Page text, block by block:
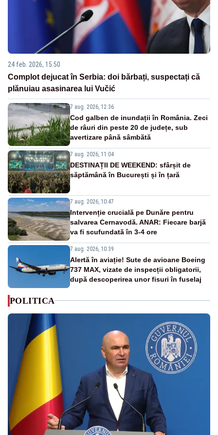
24 feb. 2026, 15:50
Complot dejucat în Serbia: doi bărbați, suspectați că
plănuiau asasinarea lui Vučić
7 aug. 2026, 12:36
Cod galben de inundații în România. Zeci
de râuri din peste 20 de județe, sub
avertizare până sâmbătă
7 aug. 2026, 11:04
DESTINAȚII DE WEEKEND: sfârșit de
săptămână în București și în țară
7 aug. 2026, 10:47
Intervenție crucială pe Dunăre pentru
salvarea Cernavodă. ANAR: Fiecare barjă
va fi scufundată în 3-4 ore
7 aug. 2026, 10:39
Alertă în aviație! Sute de avioane Boeing
737 MAX, vizate de inspecții obligatorii,
după descoperirea unor fisuri în fuselaj
POLITICA